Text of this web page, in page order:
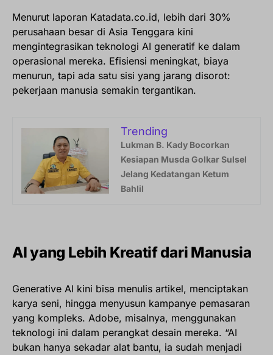
Menurut laporan Katadata.co.id, lebih dari 30%
perusahaan besar di Asia Tenggara kini
mengintegrasikan teknologi AI generatif ke dalam
operasional mereka. Efisiensi meningkat, biaya
menurun, tapi ada satu sisi yang jarang disorot:
pekerjaan manusia semakin tergantikan.
Trending
Lukman B. Kady Bocorkan
Kesiapan Musda Golkar Sulsel
Jelang Kedatangan Ketum
Bahlil
AI yang Lebih Kreatif dari Manusia
Generative AI kini bisa menulis artikel, menciptakan
karya seni, hingga menyusun kampanye pemasaran
yang kompleks. Adobe, misalnya, menggunakan
teknologi ini dalam perangkat desain mereka. “AI
bukan hanya sekadar alat bantu, ia sudah menjadi